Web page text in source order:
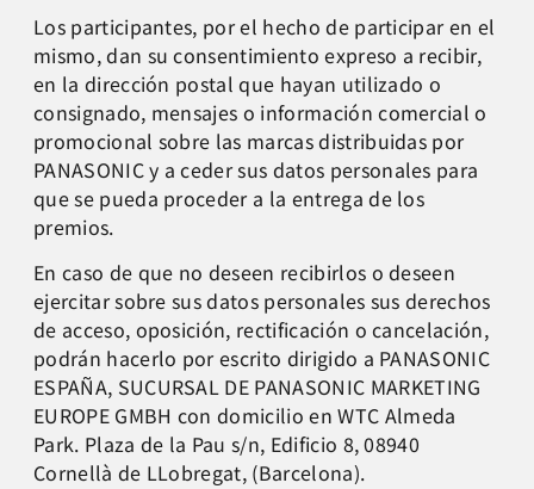
Los participantes, por el hecho de participar en el
mismo, dan su consentimiento expreso a recibir,
en la dirección postal que hayan utilizado o
consignado, mensajes o información comercial o
promocional sobre las marcas distribuidas por
PANASONIC y a ceder sus datos personales para
que se pueda proceder a la entrega de los
premios.
En caso de que no deseen recibirlos o deseen
ejercitar sobre sus datos personales sus derechos
de acceso, oposición, rectificación o cancelación,
podrán hacerlo por escrito dirigido a PANASONIC
ESPAÑA, SUCURSAL DE PANASONIC MARKETING
EUROPE GMBH con domicilio en WTC Almeda
Park. Plaza de la Pau s/n, Edificio 8, 08940
Cornellà de LLobregat, (Barcelona).